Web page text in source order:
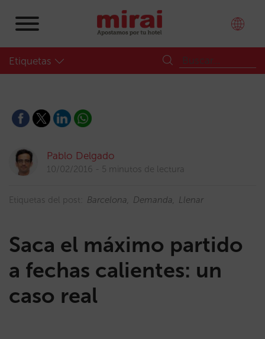
Etiquetas
Pablo Delgado
10/02/2016 5 minutos de lectura
Etiquetas del post: Barcelona Demanda Llenar
Saca el máximo partido
a fechas calientes: un
caso real